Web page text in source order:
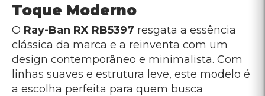
Toque Moderno
O Ray-Ban RX RB5397 resgata a essência
clássica da marca e a reinventa com um
design contemporâneo e minimalista. Com
linhas suaves e estrutura leve, este modelo é
a escolha perfeita para quem busca